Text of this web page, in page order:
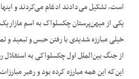
است، تشکیل می‌دادند ادغام می‌کردند و
یکی از میهن‌پرستان چکسلواک به اسم
خیلی مبارزه شدیدی با رفتن حبس و تبعید و
از جنگ بین‌الملل اول چکسلواکی به استقلال
این‌که این همه مبارزه کرده بود و رهبر